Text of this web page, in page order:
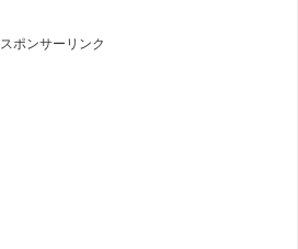
スポンサーリンク